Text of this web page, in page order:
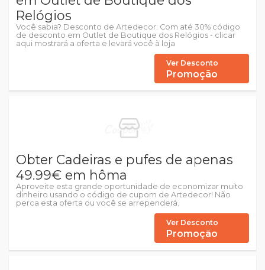
Relógios
Você sabia? Desconto de Artedecor: Com até 30% código
de desconto em Outlet de Boutique dos Relógios - clicar
aqui mostrará a oferta e levará você à loja
Ver Desconto
Promoção
Obter Cadeiras e pufes de apenas
49.99€ em hôma
Aproveite esta grande oportunidade de economizar muito
dinheiro usando o código de cupom de Artedecor! Não
perca esta oferta ou você se arrependerá.
Ver Desconto
Promoção